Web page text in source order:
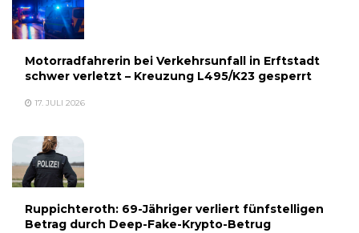
Motorradfahrerin bei Verkehrsunfall in Erftstadt
schwer verletzt – Kreuzung L495/K23 gesperrt
17. JULI 2026
Ruppichteroth: 69-Jähriger verliert fünfstelligen
Betrag durch Deep-Fake-Krypto-Betrug